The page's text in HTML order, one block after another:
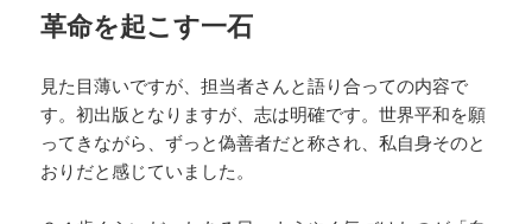
革命を起こす一石
見た目薄いですが、担当者さんと語り合っての内容で
す。初出版となりますが、志は明確です。世界平和を願
ってきながら、ずっと偽善者だと称され、私自身そのと
おりだと感じていました。